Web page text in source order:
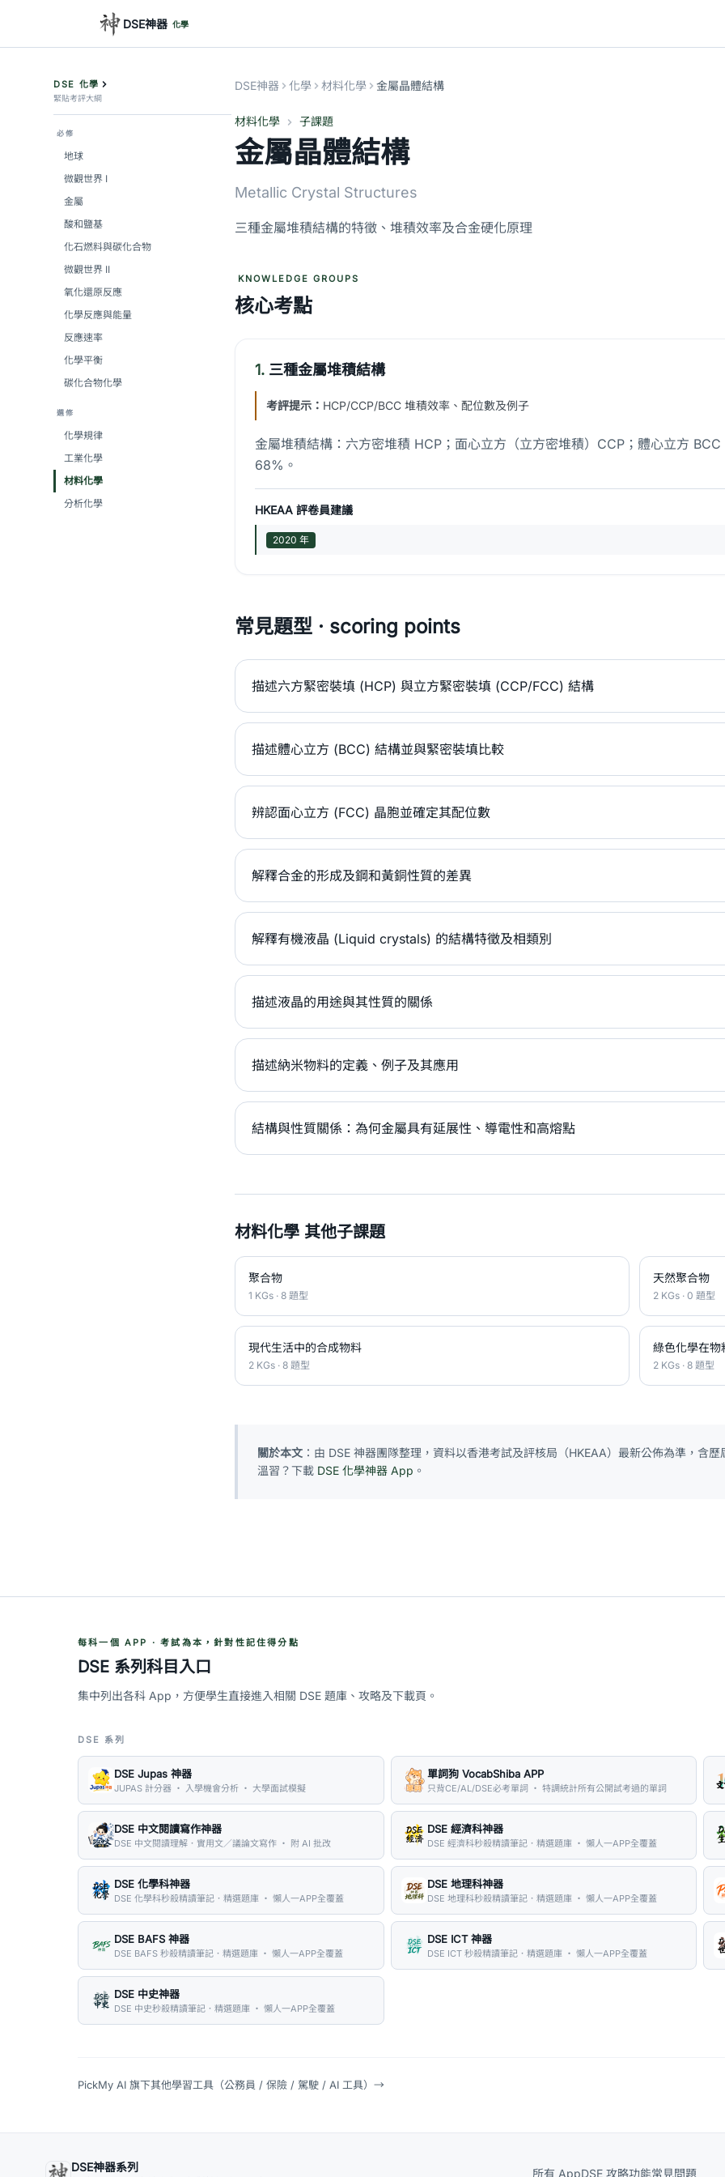
DSE神器 化學
DSE 化學
緊貼考評大綱
必修
地球
微觀世界 I
金屬
酸和鹽基
化石燃料與碳化合物
微觀世界 II
氧化還原反應
化學反應與能量
反應速率
化學平衡
碳化合物化學
選修
化學規律
工業化學
材料化學
分析化學
DSE神器 化學 材料化學 金屬晶體結構
材料化學 子課題
金屬晶體結構
Metallic Crystal Structures
三種金屬堆積結構的特徵、堆積效率及合金硬化原理
KNOWLEDGE GROUPS
核心考點
1. 三種金屬堆積結構
考評提示： HCP/CCP/BCC 堆積效率、配位數及例子
金屬堆積結構：六方密堆積 HCP；面心立方（立方密堆積）CCP；體心立方
68%。
HKEAA 評卷員建議
2020 年
常見題型 · scoring points
描述六方緊密裝填 (HCP) 與立方緊密裝填 (CCP/FCC) 結構
描述體心立方 (BCC) 結構並與緊密裝填比較
辨認面心立方 (FCC) 晶胞並確定其配位數
解釋合金的形成及鋼和黃銅性質的差異
解釋有機液晶 (Liquid crystals) 的結構特徵及相類別
描述液晶的用途與其性質的關係
描述納米物料的定義、例子及其應用
結構與性質關係：為何金屬具有延展性、導電性和高熔點
材料化學 其他子課題
聚合物
1 KGs · 8 題型
天然聚合物
2 KGs · 0 題型
現代生活中的合成物料
2 KGs · 8 題型
綠色化學在物
2 KGs · 8 題型
關於本文 ：由 DSE 神器團隊整理，資料以香港考試及評核局（HKEAA）最新公佈為準，含
溫習？下載 DSE 化學神器 App 。
每科一個 APP · 考試為本，針對性記住得分點
DSE 系列科目入口
集中列出各科 App，方便學生直接進入相關 DSE 題庫、攻略及下載頁。
DSE 系列
DSE Jupas 神器
JUPAS 計分器 ・ 入學機會分析 ・ 大學面試模擬
單詞狗 VocabShiba APP
只背CE/AL/DSE必考單詞 ・ 特調統計所有公開試考過的單詞
DSE 中文閱讀寫作神器
DSE 中文閱讀理解．實用文／議論文寫作 ・ 附 AI 批改
DSE 經濟科神器
DSE 經濟科秒殺精讀筆記．精選題庫 ・ 懶人一APP全覆蓋
DSE 化學科神器
DSE 化學科秒殺精讀筆記．精選題庫 ・ 懶人一APP全覆蓋
DSE 地理科神器
DSE 地理科秒殺精讀筆記．精選題庫 ・ 懶人一APP全覆蓋
DSE BAFS 神器
DSE BAFS 秒殺精讀筆記．精選題庫 ・ 懶人一APP全覆蓋
DSE ICT 神器
DSE ICT 秒殺精讀筆記．精選題庫 ・ 懶人一APP全覆蓋
DSE 中史神器
DSE 中史秒殺精讀筆記．精選題庫 ・ 懶人一APP全覆蓋
PickMy AI 旗下其他學習工具（公務員 / 保險 / 駕駛 / AI 工具） →
DSE神器系列 所有 AppDSE 攻略功能常見問題